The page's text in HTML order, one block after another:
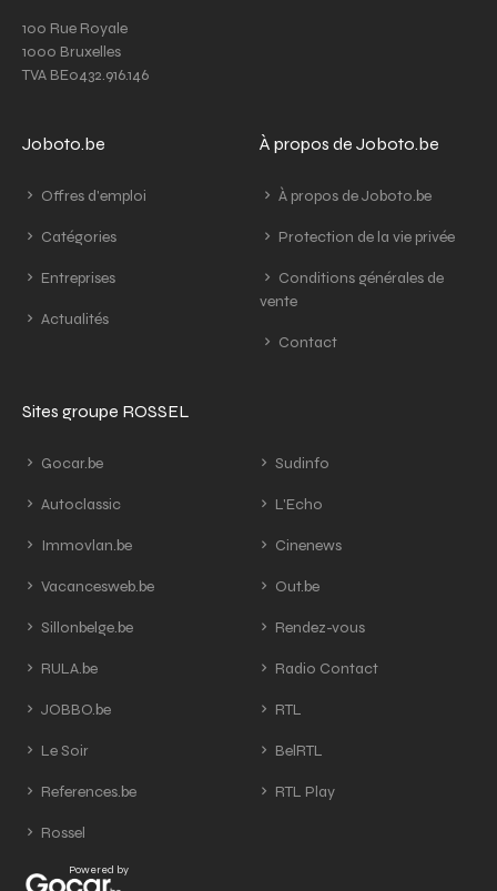
100 Rue Royale
1000 Bruxelles
TVA BE0432.916.146
Joboto.be
Offres d'emploi
Catégories
Entreprises
Actualités
À propos de Joboto.be
À propos de Joboto.be
Protection de la vie privée
Conditions générales de
vente
Contact
Sites groupe ROSSEL
Gocar.be
Autoclassic
Immovlan.be
Vacancesweb.be
Sillonbelge.be
RULA.be
JOBBO.be
Le Soir
References.be
Rossel
Sudinfo
L'Echo
Cinenews
Out.be
Rendez-vous
Radio Contact
RTL
BelRTL
RTL Play
Powered by